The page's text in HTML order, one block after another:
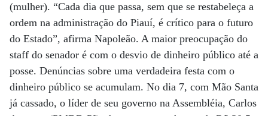
(mulher). “Cada dia que passa, sem que se restabeleça a
ordem na administração do Piauí, é crítico para o futuro
do Estado”, afirma Napoleão. A maior preocupação do
staff do senador é com o desvio de dinheiro público até a
posse. Denúncias sobre uma verdadeira festa com o
dinheiro público se acumulam. No dia 7, com Mão Santa
já cassado, o líder de seu governo na Assembléia, Carlos